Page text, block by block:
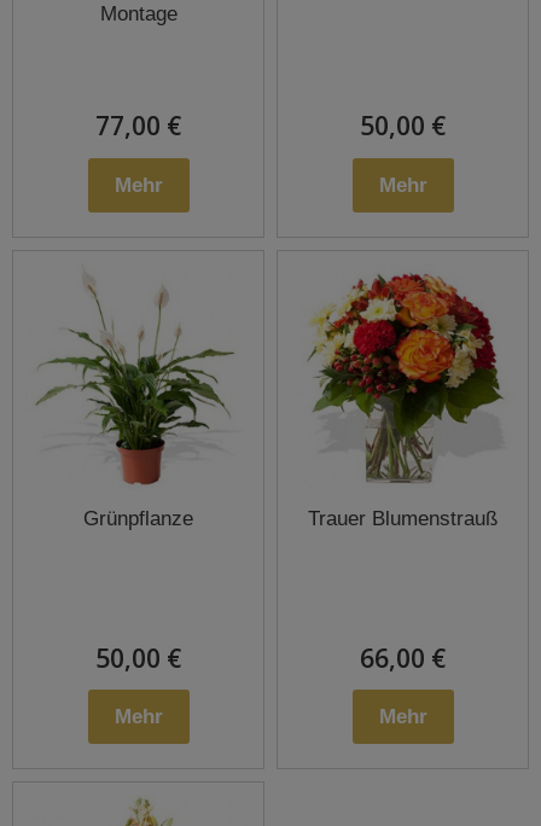
Montage
77,00 €
Mehr
50,00 €
Mehr
Grünpflanze
50,00 €
Mehr
Trauer Blumenstrauß
66,00 €
Mehr